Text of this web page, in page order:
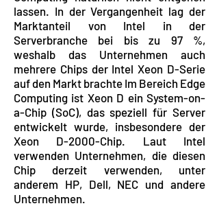
lassen. In der Vergangenheit lag der
Marktanteil von Intel in der
Serverbranche bei bis zu 97 %,
weshalb das Unternehmen auch
mehrere Chips der Intel Xeon D-Serie
auf den Markt brachte Im Bereich Edge
Computing ist Xeon D ein System-on-
a-Chip (SoC), das speziell für Server
entwickelt wurde, insbesondere der
Xeon D-2000-Chip. Laut Intel
verwenden Unternehmen, die diesen
Chip derzeit verwenden, unter
anderem HP, Dell, NEC und andere
Unternehmen.